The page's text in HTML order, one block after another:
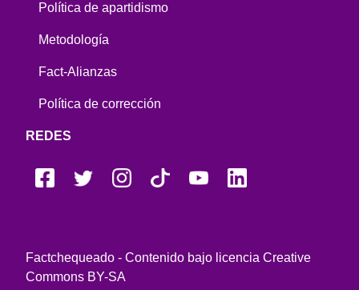
Política de apartidismo
Metodología
Fact-Alianzas
Política de corrección
REDES
Factchequeado - Contenido bajo licencia Creative
Commons BY-SA